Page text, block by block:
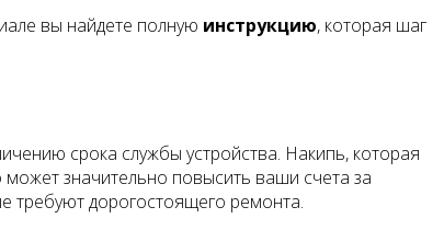
вы найдете полную инструкцию, которая шаг
срока службы устройства. Накипь, которая
значительно повысить ваши счета за
требуют дорогостоящего ремонта.